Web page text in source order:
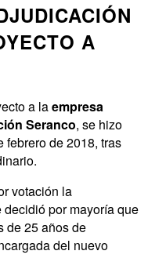
A
a laempresa
Seranco, se hizo
de 2018, tras
votación la
por mayoría que
de 25 años de
del nuevo